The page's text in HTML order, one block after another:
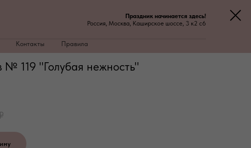
Праздник начинается здесь!
Россия, Москва, Каширское шоссе, 3 к2 с6
Контакты Правила
119 "Голубая нежность"